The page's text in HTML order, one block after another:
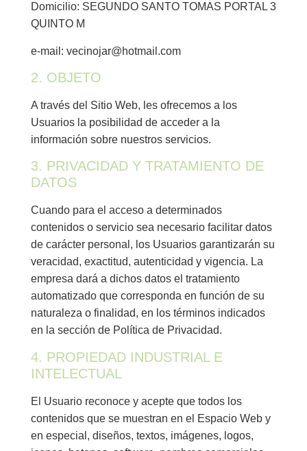
Domicilio: SEGUNDO SANTO TOMAS PORTAL 3
QUINTO M
e-mail: vecinojar@hotmail.com
2. OBJETO
A través del Sitio Web, les ofrecemos a los
Usuarios la posibilidad de acceder a la
información sobre nuestros servicios.
3. PRIVACIDAD Y TRATAMIENTO DE
DATOS
Cuando para el acceso a determinados
contenidos o servicio sea necesario facilitar datos
de carácter personal, los Usuarios garantizarán su
veracidad, exactitud, autenticidad y vigencia. La
empresa dará a dichos datos el tratamiento
automatizado que corresponda en función de su
naturaleza o finalidad, en los términos indicados
en la sección de Política de Privacidad.
4. PROPIEDAD INDUSTRIAL E
INTELECTUAL
El Usuario reconoce y acepte que todos los
contenidos que se muestran en el Espacio Web y
en especial, diseños, textos, imágenes, logos,